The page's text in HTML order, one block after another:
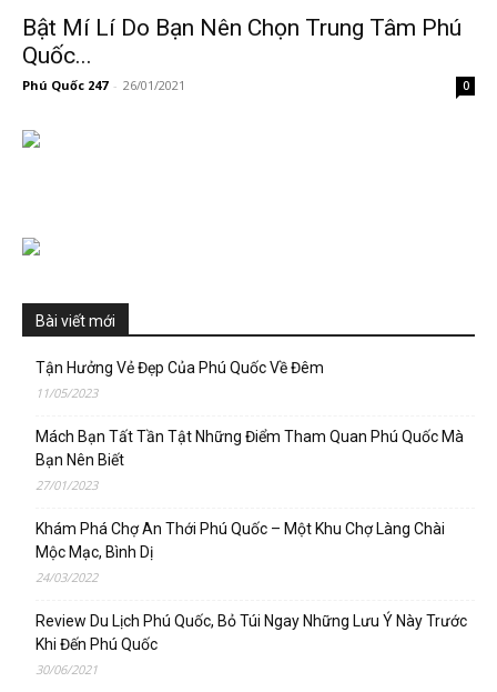
Bật Mí Lí Do Bạn Nên Chọn Trung Tâm Phú
Quốc...
Phú Quốc 247 - 26/01/2021 0
Bài viết mới
Tận Hưởng Vẻ Đẹp Của Phú Quốc Về Đêm
11/05/2023
Mách Bạn Tất Tần Tật Những Điểm Tham Quan Phú Quốc Mà
Bạn Nên Biết
27/01/2023
Khám Phá Chợ An Thới Phú Quốc – Một Khu Chợ Làng Chài
Mộc Mạc, Bình Dị
24/03/2022
Review Du Lịch Phú Quốc, Bỏ Túi Ngay Những Lưu Ý Này Trước
Khi Đến Phú Quốc
30/06/2021